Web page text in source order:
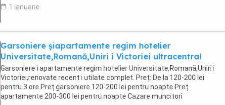
1 ianuarie
Garsoniere șiapartamente regim hotelier
Universitate,Romană,Uniri i Victoriei ultracentral
Garsoniere i apartamente regim hotelier Universitate,Romană,Uniri i
Victoriei,renovate recent i utilate complet. Preț: De la 120-200 lei
pentru 3 ore Preț garsoniere 120-200 lei pentru noapte Preț
apartamente 200-300 lei pentru noapte Cazare muncitori